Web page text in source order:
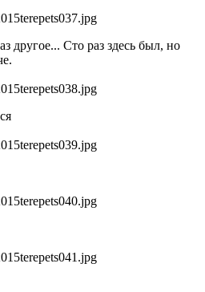
другое... Сто раз здесь был, но